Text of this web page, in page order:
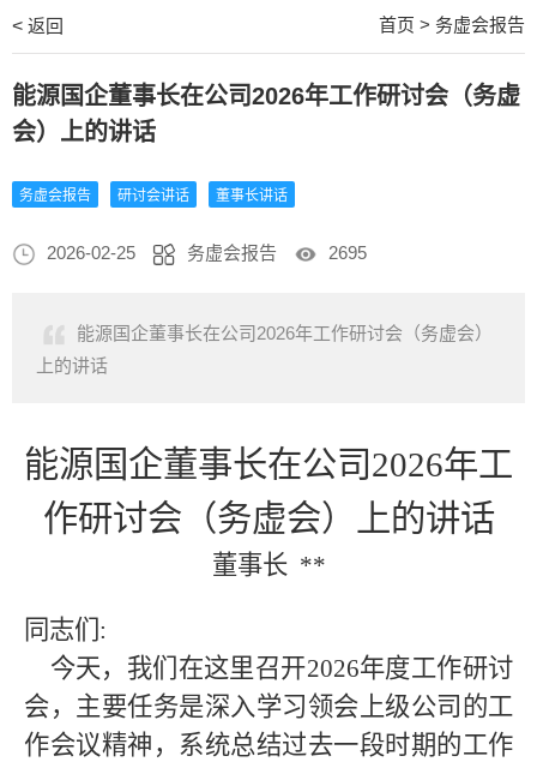
< 返回 首页 > 务虚会报告
能源国企董事长在公司2026年工作研讨会（务虚
会）上的讲话
务虚会报告 研讨会讲话 董事长讲话
2026-02-25 务虚会报告 2695
能源国企董事长在公司2026年工作研讨会（务虚会）
上的讲话
能源国企董事长在公司2026年工
作研讨会（务虚会）上的讲话
董事长 **
同志们 :
今天，我们在这里召开2026年度工作研讨
会，主要任务是深入学习领会上级公司的工
作会议精神，系统总结过去一段时期的工作